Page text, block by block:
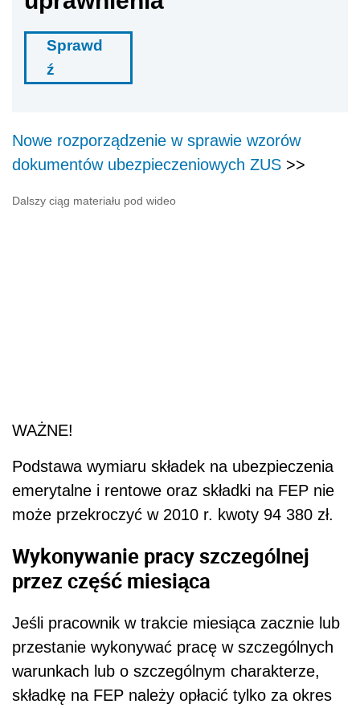
Sprawd
ź
Nowe rozporządzenie w sprawie wzorów
dokumentów ubezpieczeniowych ZUS >>
Dalszy ciąg materiału pod wideo
WAŻNE!
Podstawa wymiaru składek na ubezpieczenia
emerytalne i rentowe oraz składki na FEP nie
może przekroczyć w 2010 r. kwoty 94 380 zł.
Wykonywanie pracy szczególnej
przez część miesiąca
Jeśli pracownik w trakcie miesiąca zacznie lub
przestanie wykonywać pracę w szczególnych
warunkach lub o szczególnym charakterze,
składkę na FEP należy opłacić tylko za okres